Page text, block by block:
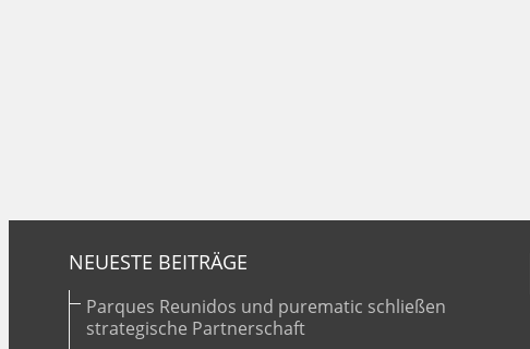
NEUESTE BEITRÄGE
Parques Reunidos und purematic schließen
strategische Partnerschaft